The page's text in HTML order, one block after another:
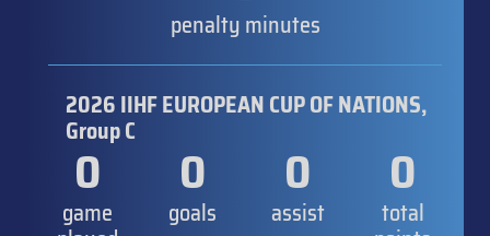
penalty minutes
2026 IIHF EUROPEAN CUP OF NATIONS,
Group C
0
game
0
goals
0
assist
0
total